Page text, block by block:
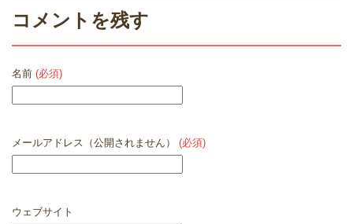
コメントを残す
名前 (必須)
メールアドレス（公開されません） (必須)
ウェブサイト